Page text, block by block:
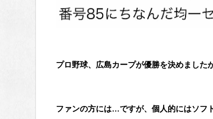
プロ野球、広島カープが優勝を決めました
ファンの方には…ですが、個人的にはソフ